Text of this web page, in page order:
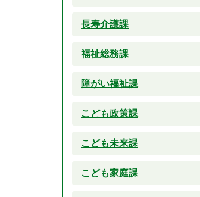
長寿介護課
福祉総務課
障がい福祉課
こども政策課
こども未来課
こども家庭課